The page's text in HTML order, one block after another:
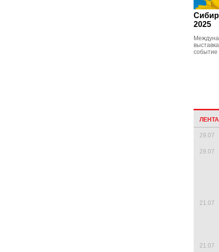
2025
29.07
29.07
21.07
21.07